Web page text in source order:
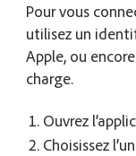
Pour vous
utilisez un
Apple, ou
charge.
Ouvrez
Choisissez